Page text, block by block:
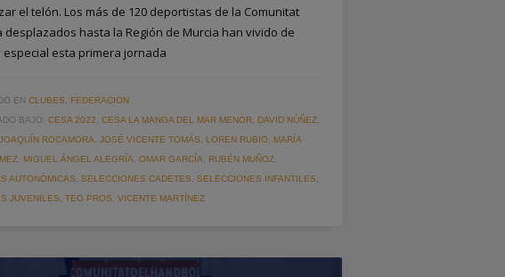
el telón. Los más de 120 deportistas de la Comunitat
desplazados hasta la Región de Murcia han vivido de
esta primera jornada
EN CLUBES
FEDERACION
BAJO: CESA 2022 CESA LA MANGA DEL MAR MENOR DAVID NÚÑEZ
JOAQUÍN ROCAMORA JOSÉ VICENTE TOMÁS LOREN RUBIO
MARÍA
MIGUEL ÁNGEL ALEGRÍA OMAR GARCÍA RUBÉN MUÑOZ
AUTONÓMICAS
SELECCIONES CADETES SELECCIONES INFANTILES
JUVENILES
TEO PROS VICENTE MARTÍNEZ